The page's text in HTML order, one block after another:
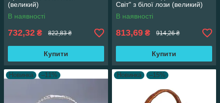
(великий)
В наявності
732,32 ₴ 822,83 ₴
Купити
Світ" з білої лози (великий)
В наявності
813,69 ₴ 914,26 ₴
Купити
Новинка –11% Новинка –15%